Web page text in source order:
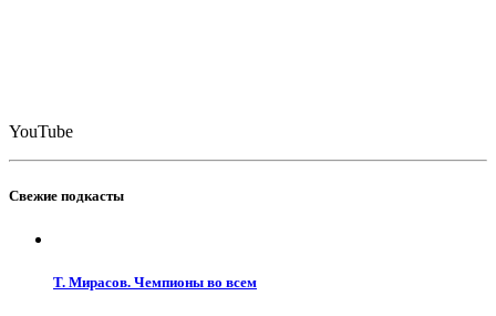
YouTube
Свежие подкасты
Т. Мирасов. Чемпионы во всем